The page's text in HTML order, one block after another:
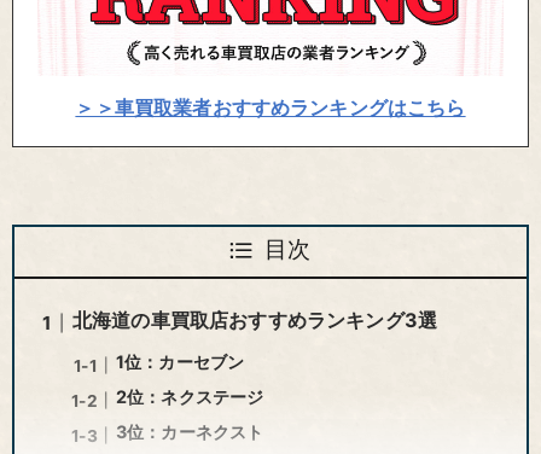
＞＞車買取業者おすすめランキングはこちら
目次
北海道の車買取店おすすめランキング3選
1位：カーセブン
2位：ネクステージ
3位：カーネクスト